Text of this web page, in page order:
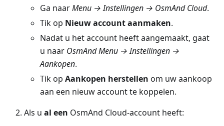
Ga naarMenu → Instellingen → OsmAnd Cloud.
Tik op Nieuw account aanmaken.
Nadat u het account heeft aangemaakt, gaat
u naar OsmAnd Menu → Instellingen →
Aankopen.
Tik op Aankopen herstellen om uw aankoop
aan een nieuw account te koppelen.
Als u al een OsmAnd Cloud-account heeft: